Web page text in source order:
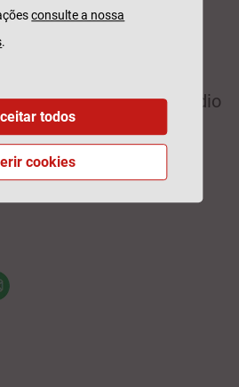
campanha tem
os pontos de venda
e também está
emissão na TSF, Rádio
consulte a nossa
.
cookies
todos